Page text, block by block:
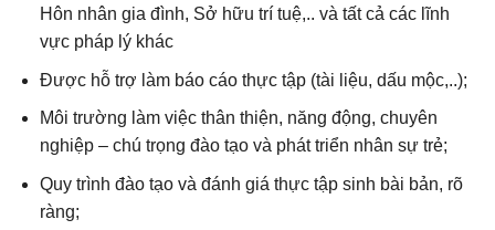
Hôn nhân gia đình, Sở hữu trí tuệ,.. và tất cả các lĩnh
vực pháp lý khác
Được hỗ trợ làm báo cáo thực tập (tài liệu, dấu mộc,..);
Môi trường làm việc thân thiện, năng động, chuyên
nghiệp – chú trọng đào tạo và phát triển nhân sự trẻ;
Quy trình đào tạo và đánh giá thực tập sinh bài bản, rõ
ràng;